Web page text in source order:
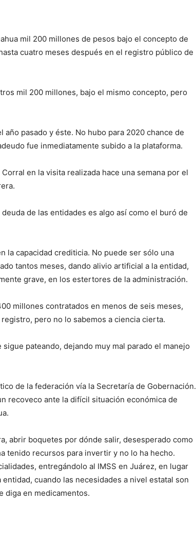
mil 200 millones de pesos bajo el concepto de
cuatro meses después en el registro público de
mil 200 millones, bajo el mismo concepto, pero
pasado y éste. No hubo para 2020 chance de
fue inmediatamente subido a la plataforma.
en la visita realizada hace una semana por el
de las entidades es algo así como el buró de
la capacidad crediticia. No puede ser sólo una
tantos meses, dando alivio artificial a la entidad,
grave, en los estertores de la administración.
millones contratados en menos de seis meses,
pero no lo sabemos a ciencia cierta.
pateando, dejando muy mal parado el manejo
de la federación vía la Secretaría de Gobernación.
recoveco ante la difícil situación económica de
abrir boquetes por dónde salir, desesperado como
tenido recursos para invertir y no lo ha hecho.
entregándolo al IMSS en Juárez, en lugar
cuando las necesidades a nivel estatal son
diga en medicamentos.